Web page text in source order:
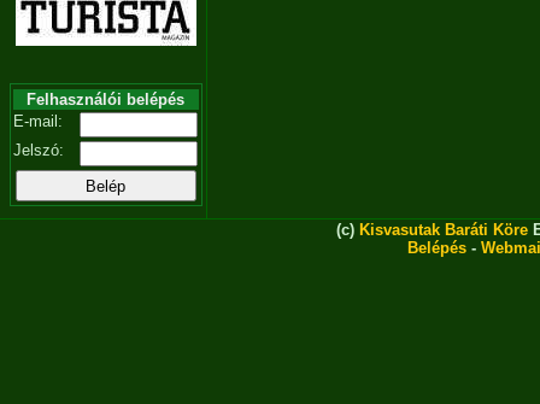
Felhasználói belépés
E-mail:
Jelszó:
(c) Kisvasutak Baráti Köre
Belépés -